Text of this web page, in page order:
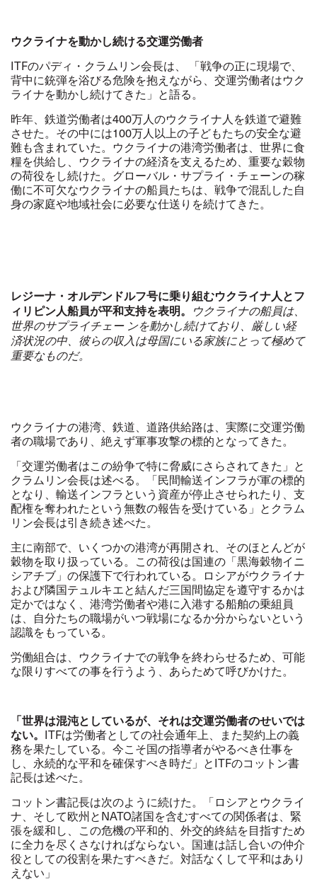
ウクライナを動かし続ける交運労働者
ITFのパディ・クラムリン会長は、 「戦争の正に現場で、
背中に銃弾を浴びる危険を抱えながら、交運労働者はウク
ライナを動かし続けてきた」と語る。
昨年、鉄道労働者は400万人のウクライナ人を鉄道で避難
させた。その中には100万人以上の子どもたちの安全な避
難も含まれていた。ウクライナの港湾労働者は、世界に食
糧を供給し、ウクライナの経済を支えるため、重要な穀物
の荷役をし続けた。グローバル・サプライ・チェーンの稼
働に不可欠なウクライナの船員たちは、戦争で混乱した自
身の家庭や地域社会に必要な仕送りを続けてきた。
レジーナ・オルデンドルフ号に乗り組むウクライナ人とフ
ィリピン人船員が平和支持を表明。
ウクライナの船員は、
世界のサプライチェー ンを動かし続けており、厳しい経
済状況の中、彼らの収入は母国にいる家族にとって極めて
重要なものだ。
ウクライナの港湾、鉄道、道路供給路は、実際に交運労働
者の職場であり、絶えず軍事攻撃の標的となってきた。
「交運労働者はこの紛争で特に脅威にさらされてきた」と
クラムリン会長は述べる。「民間輸送インフラが軍の標的
となり、輸送インフラという資産が停止させられたり、支
配権を奪われたという無数の報告を受けている」とクラム
リン会長は引き続き述べた。
主に南部で、いくつかの港湾が再開され、そのほとんどが
穀物を取り扱っている。この荷役は国連の「黒海穀物イニ
シアチブ」の保護下で行われている。ロシアがウクライナ
および隣国テュルキエと結んだ三国間協定を遵守するかは
定かではなく、港湾労働者や港に入港する船舶の乗組員
は、自分たちの職場がいつ戦場になるか分からないという
認識をもっている。
労働組合は、ウクライナでの戦争を終わらせるため、可能
な限りすべての事を行うよう、あらためて呼びかけた。
「世界は混沌としているが、それは交運労働者のせいでは
ない。 ITFは労働者としての社会通年上、また契約上の義
務を果たしている。今こそ国の指導者がやるべき仕事を
し、永続的な平和を確保すべき時だ」とITFのコットン書
記長は述べた。
コットン書記長は次のように続けた。「ロシアとウクライ
ナ、そして欧州とNATO諸国を含むすべての関係者は、緊
張を緩和し、この危機の平和的、外交的終結を目指すため
に全力を尽くさなければならない。国連は話し合いの仲介
役としての役割を果たすべきだ。対話なくして平和はあり
えない」